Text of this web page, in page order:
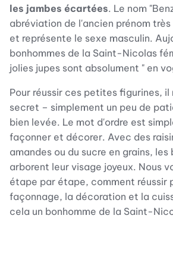
les jambes écartées. Le nom
abréviation de l'ancien prénom
et représente le sexe masculin.
bonhommes de la Saint-Nicolas
jolies jupes sont absolument " en
Pour réussir ces petites figurines, il
secret – simplement un peu de
bien levée. Le mot d'ordre est
façonner et décorer. Avec des
amandes ou du sucre en grains, les
arborent leur visage joyeux. Nous
étape par étape, comment réussir
façonnage, la décoration et la
cela un bonhomme de la Saint-